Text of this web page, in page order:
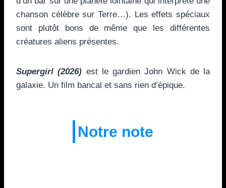
chanson célèbre sur Terre…). Les effets spéciaux
sont plutôt bons de même que les différentes
créatures aliens présentes.
Supergirl (2026) est le gardien John Wick de la
galaxie. Un film bancal et sans rien d’épique.
Notre note